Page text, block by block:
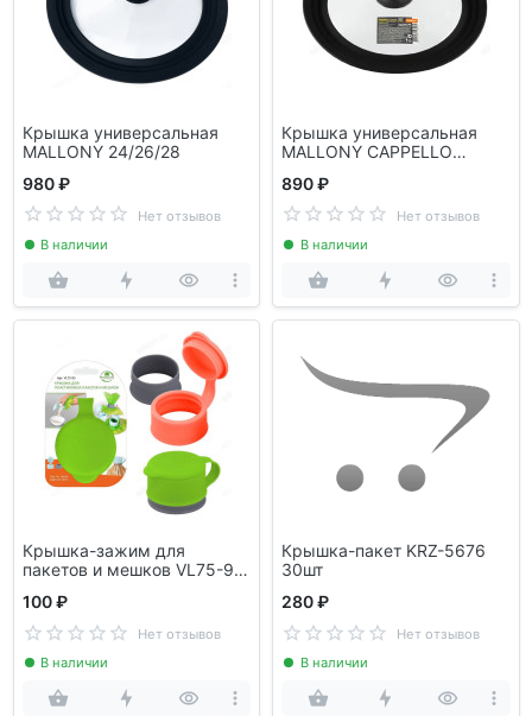
Крышка универсальная
MALLONY 24/26/28
980 ₽
Нет отзывов
В наличии
Крышка универсальная
MALLONY CAPPELLO
силик.ободок
890 ₽
Нет отзывов
В наличии
Крышка-зажим для
пакетов и мешков VL75-93
100 ₽
Нет отзывов
В наличии
Крышка-пакет KRZ-5676
30шт
280 ₽
Нет отзывов
В наличии